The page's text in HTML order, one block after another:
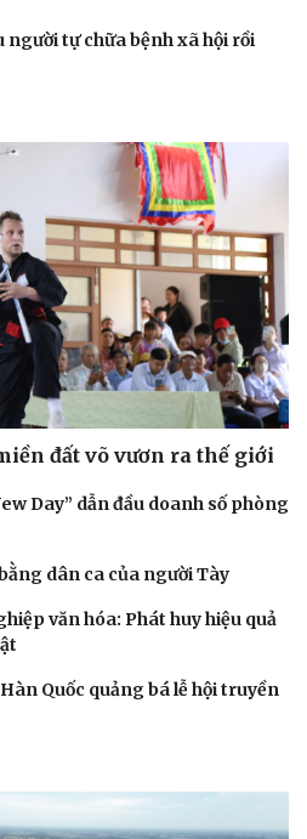
người tự chữa bệnh xã hội rồi
đất võ vươn ra thế giới
Day” dẫn đầu doanh số phòng
dân ca của người Tày
văn hóa: Phát huy hiệu quả
Quốc quảng bá lễ hội truyền